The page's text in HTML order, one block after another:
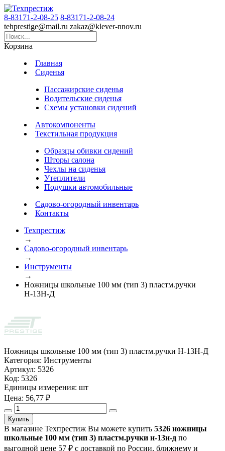
8-83171-2-08-25 8-83171-2-08-24
tehprestige@mail.ru zakaz@klever-nnov.ru
Корзина
Главная
Сиденья
Пассажирские сиденья
Водительские сиденья
Схемы установки сидений
Автокомпоненты
Текстильная продукция
Образцы обивки сидений
Шторы салона
Чехлы на сиденья
Утеплители
Подушки автомобильные
Садово-огородный инвентарь
Контакты
Техпрестиж
→
Садово-огородный инвентарь
→
Инструменты
→
Ножницы школьные 100 мм (тип 3) пластм.ручки
Н-13Н-Д
Ножницы школьные 100 мм (тип 3) пластм.ручки Н-13Н-Д
Категория: Инструменты
Артикул: 5326
Код: 5326
Единицы измерения: шт
Цена: 56,77 ₽
Купить
В магазине Техпрестиж Вы можете купить 5326 ножницы
школьные 100 мм (тип 3) пластм.ручки н-13н-д по
выгодной цене 57 ₽ с доставкой по России, ближнему и